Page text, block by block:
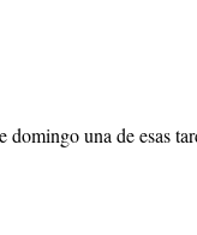
una de esas